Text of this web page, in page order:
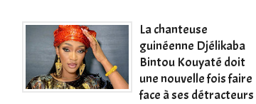
La chanteuse
guinéenne Djélikaba
Bintou Kouyaté doit
une nouvelle fois faire
face à ses détracteurs